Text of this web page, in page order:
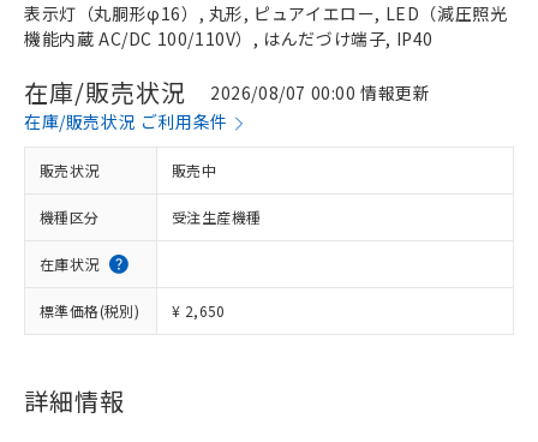
表示灯（丸胴形φ16）, 丸形, ピュアイエロー, LED（減圧照光
機能内蔵 AC/DC 100/110V）, はんだづけ端子, IP40
在庫/販売状況
2026/08/07 00:00 情報更新
在庫/販売状況 ご利用条件
販売状況 販売中
機種区分 受注生産機種
在庫状況
標準価格(税別) ¥ 2,650
詳細情報